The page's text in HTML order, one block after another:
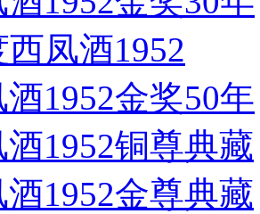
西凤酒1952
1952金奖50年
1952铜尊典藏
1952金尊典藏